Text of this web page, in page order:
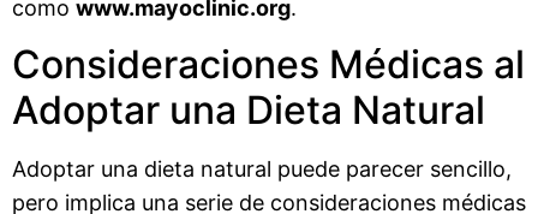
como www.mayoclinic.org.
Consideraciones Médicas al
Adoptar una Dieta Natural
Adoptar una dieta natural puede parecer sencillo,
pero implica una serie de consideraciones médicas